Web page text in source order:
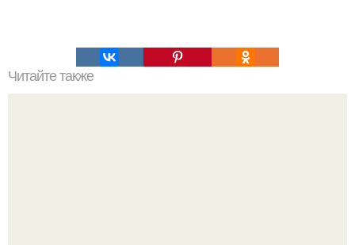
Читайте также